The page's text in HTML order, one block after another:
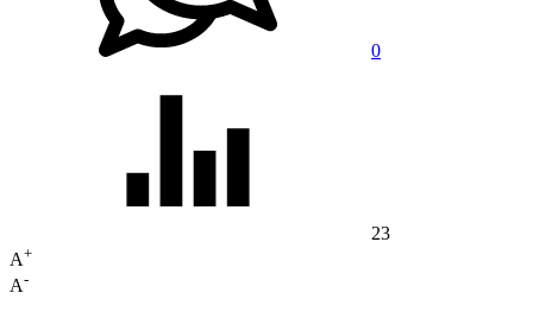
0
23
A+
A-